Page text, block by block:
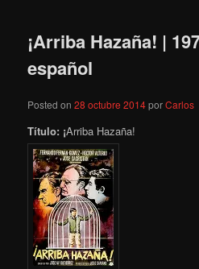
¡Arriba Hazaña! |
español
Posted on28 octubre 2014porCarlos
Título: ¡Arriba Hazaña!